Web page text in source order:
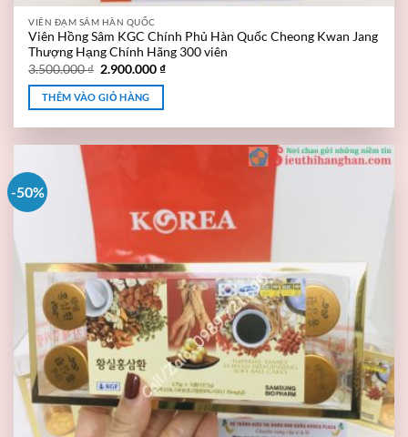
VIÊN ĐẠM SÂM HÀN QUỐC
Viên Hồng Sâm KGC Chính Phủ Hàn Quốc Cheong Kwan Jang
Thượng Hạng Chính Hãng 300 viên
3.500.000₫ 2.900.000₫
THÊM VÀO GIỎ HÀNG
-50%